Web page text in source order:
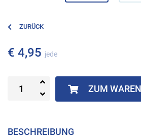
ZURÜCK
€ 4,95 jede
ZUM
BESCHREIBUNG